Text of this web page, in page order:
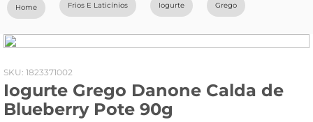
Frios E Laticínios Iogurte Grego
: 1823371002
Iogurte Grego Danone Calda de
Blueberry Pote 90g
geladeira
fogao
café
cerveja